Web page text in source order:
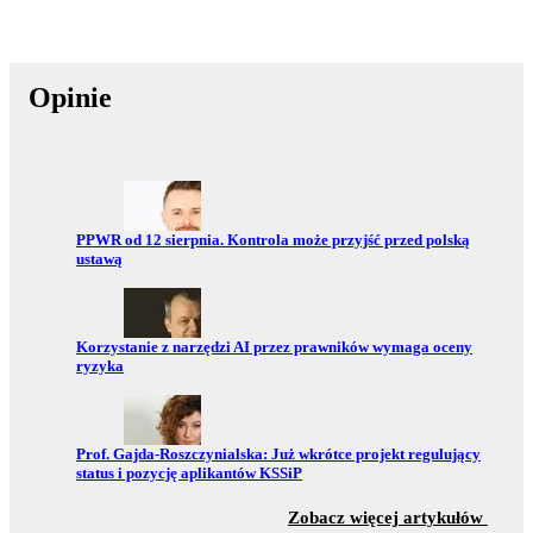
Opinie
Przejdź do:
PPWR od 12 sierpnia. Kontrola może przyjść przed polską
ustawą
Przejdź do:
Korzystanie z narzędzi AI przez prawników wymaga oceny
ryzyka
Przejdź do:
Prof. Gajda-Roszczynialska: Już wkrótce projekt regulujący
status i pozycję aplikantów KSSiP
Zobacz więcej artykułów